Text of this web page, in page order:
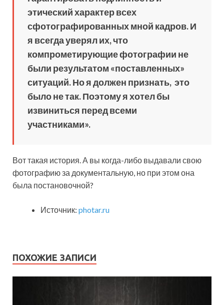
этический характер всех
сфотографированных мной кадров. И
я всегда уверял их, что
компрометирующие фотографии не
были результатом «поставленных»
ситуаций. Но я должен признать, это
было не так. Поэтому я хотел бы
извиниться перед всеми
участниками».
Вот такая история. А вы когда-либо выдавали свою
фотографию за документальную, но при этом она
была постановочной?
Источник: photar.ru
ПОХОЖИЕ ЗАПИСИ